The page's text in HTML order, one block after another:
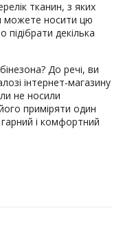
тканин, з яких
можете носити цю
декілька
До речі, ви
інтернет-магазину
не носили
приміряти один
і комфортний